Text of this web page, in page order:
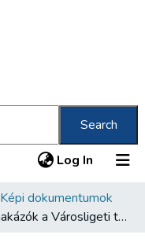
Search
Log In (current)
Képi dokumentumok
[Csónakázók a Városligeti tavon]